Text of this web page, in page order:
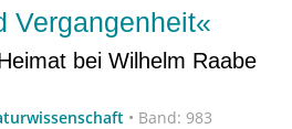
Vergangenheit«
bei Wilhelm Raabe
• Band: 983